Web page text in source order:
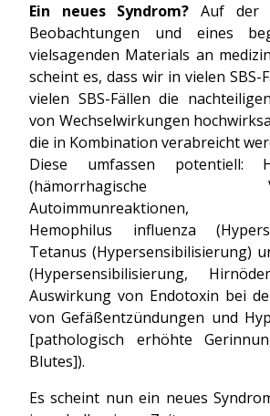
Ein neues Syndrom? Auf der
Beobachtungen und eines
vielsagenden Materials an
scheint es, dass wir in vielen SBS-
vielen SBS-Fällen die
von Wechselwirkungen
die in Kombination verabreicht
Diese umfassen potentiell:
(hämorrhagische
Autoimmunreaktionen,
Hemophilus influenza
Tetanus (Hypersensibilisierung)
(Hypersensibilisierung,
Auswirkung von Endotoxin bei
von Gefäßentzündungen und
[pathologisch erhöhte
Blutes]).
Es scheint nun ein neues